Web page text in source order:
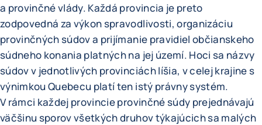
a provinčné vlády. Každá provincia je preto
zodpovedná za výkon spravodlivosti, organizáciu
provinčných súdov a prijímanie pravidiel občianskeho
súdneho konania platných na jej území. Hoci sa názvy
súdov v jednotlivých provinciách líšia, v celej krajine s
výnimkou Quebecu platí ten istý právny systém.
V rámci každej provincie provinčné súdy prejednávajú
väčšinu sporov všetkých druhov týkajúcich sa malých